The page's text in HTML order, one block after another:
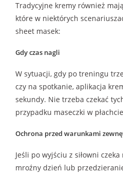
Tradycyjne kremy również
które w niektórych
sheet masek:
Gdy czas nagli
W sytuacji, gdy po treningu
czy na spotkanie, aplikacja
sekundy. Nie trzeba czekać
przypadku maseczki w
Ochrona przed warunkami
Jeśli po wyjściu z siłowni
mroźny dzień lub